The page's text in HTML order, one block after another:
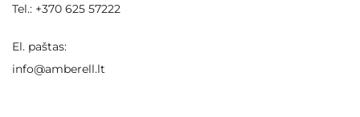
Tel.: +370 625 57222
El. paštas:
info@amberell.lt